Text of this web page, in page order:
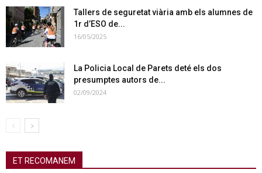
Tallers de seguretat viària amb els alumnes de
1r d’ESO de...
16/05/2025
La Policia Local de Parets deté els dos
presumptes autors de...
02/09/2024
ET RECOMANEM